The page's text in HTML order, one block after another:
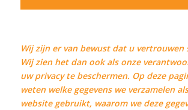
Wij zijn er van bewust dat u vertrouwen
Wij zien het dan ook als onze
uw privacy te beschermen. Op deze
weten welke gegevens we verzamelen
website gebruikt, waarom we deze